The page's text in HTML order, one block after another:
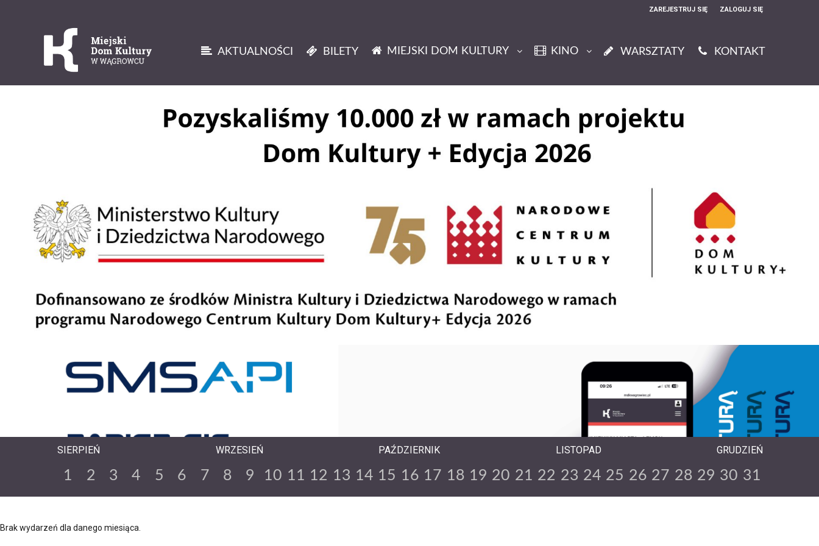
'
ZAREJESTRUJ SIĘ ZALOGUJ SIĘ
0,00
AKTUALNOŚCI BILETY MIEJSKI DOM KULTURY KINO WARSZTATY KONTAKT
SIERPIEŃ WRZESIEŃ PAŹDZIERNIK LISTOPAD GRUDZIEŃ
1 2 3 4 5 6 7 8 9 10 11 12 13 14 15 16 17 18 19 20 21 22 23 24 25 26 27 28 29 30 31
Brak wydarzeń dla danego miesiąca.